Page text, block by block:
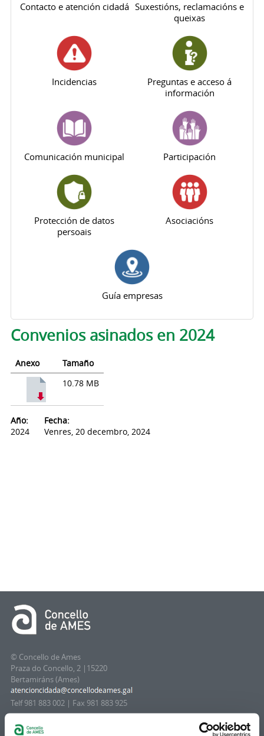
Contacto e atención cidadá Suxestións, reclamacións e
queixas
Incidencias
Preguntas e acceso á
información
Comunicación municipal Participación
Protección de datos
persoais
Asociacións
Guía empresas
Pestanas principais
Convenios asinados en 2024
Anexo
Tamaño
10.78 MB
Año:
2024
Fecha:
Venres, 20 decembro, 2024
© Concello de Ames
Praza do Concello, 2 |15220
Bertamiráns (Ames)
Telf 981 883 002 | Fax 981 883 925
Subscrición boletíns